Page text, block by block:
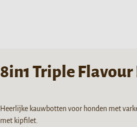
8in1 Triple Flavour
Heerlijke kauwbotten voor honden met
met kipfilet.